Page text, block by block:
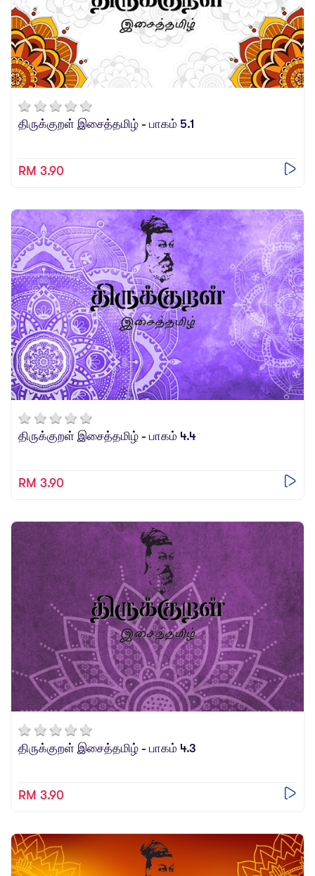
திருக்குறள் இசைத்தமிழ் - பாகம் 5.1
RM 3.90
திருக்குறள் இசைத்தமிழ் - பாகம் 4.4
RM 3.90
திருக்குறள் இசைத்தமிழ் - பாகம் 4.3
RM 3.90